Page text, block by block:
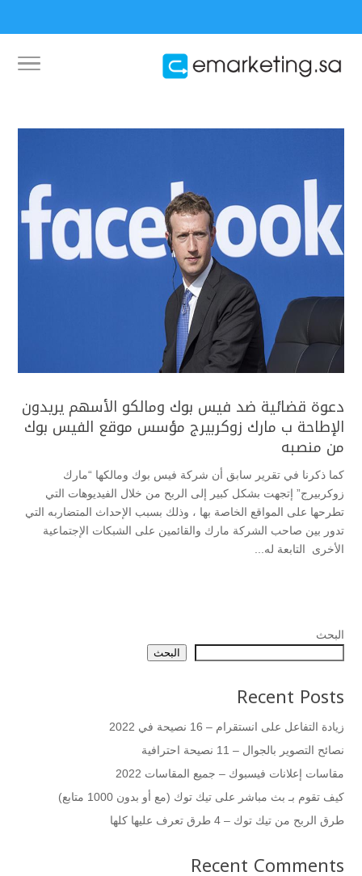
دعوة قضائية ضد فيس بوك ومالكو الأسهم يريدون
الإطاحة ب مارك زوكربيرج مؤسس موقع الفيس بوك
من منصبه
كما ذكرنا في تقرير سابق أن شركة فيس بوك ومالكها “مارك
زوكربيرج” إتجهت بشكل كبير إلى الربح من خلال الفيديوهات التي
تطرحها على المواقع الخاصة بها ، وذلك بسبب الإحداث المتضاربه التي
تدور بين صاحب الشركة مارك والقائمين على الشبكات الإجتماعية
الأخرى التابعة له...
البحث
البحث
Recent Posts
زيادة التفاعل على انستقرام – 16 نصيحة في 2022
نصائح التصوير بالجوال – 11 نصيحة احترافية
مقاسات إعلانات فيسبوك – جميع المقاسات 2022
كيف تقوم بـ بث مباشر على تيك توك (مع أو بدون 1000 متابع)
طرق الربح من تيك توك – 4 طرق تعرف عليها كلها
Recent Comments